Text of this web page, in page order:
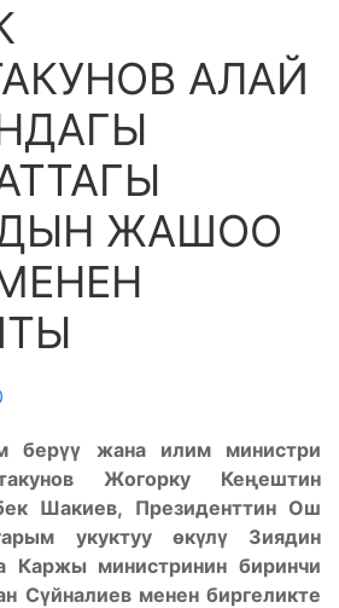
АЛАЙ
ЖАШОО
берүү жана илим министри
Жогорку Кеңештин
Шакиев, Президенттин Ош
укуктуу өкүлү Зиядин
Каржы министринин биринчи
Сүйналиев менен биргеликте